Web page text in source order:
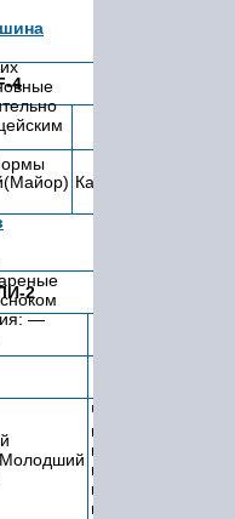
4
Капитан(Капитан)
2
Частный
первый
классЛетчик
первого
классаСтарший
матрос
—